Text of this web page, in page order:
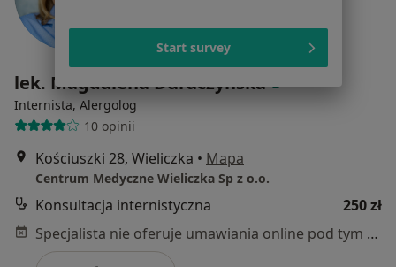
lek. Magdalena Duraczyńska
Internista, Alergolog
10 opinii
Kościuszki 28, Wieliczka • Mapa
Centrum Medyczne Wieliczka Sp z o.o.
Konsultacja internistyczna
250 zł
Specjalista nie oferuje umawiania online pod tym adresem.
Start survey